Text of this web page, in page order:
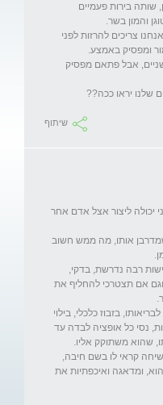
שותה בירות פעמיים
צריכים להרזות לפני
אבל פתאם מפסיק
שלנו יראו ככה??
שיתוף
ליצור אצל אדם אחר
אותו, מה ממש חשוב
רבה נדרשת, בדקי,
אם תצטרכי להחליף את
בזבוז כלכלי, בילוי
נסי כל אופציה לבדה עד
קראי לו בשם חיבה,
ומדאגה ואיכפתיות את